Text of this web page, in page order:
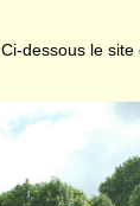
Ci-dessous le